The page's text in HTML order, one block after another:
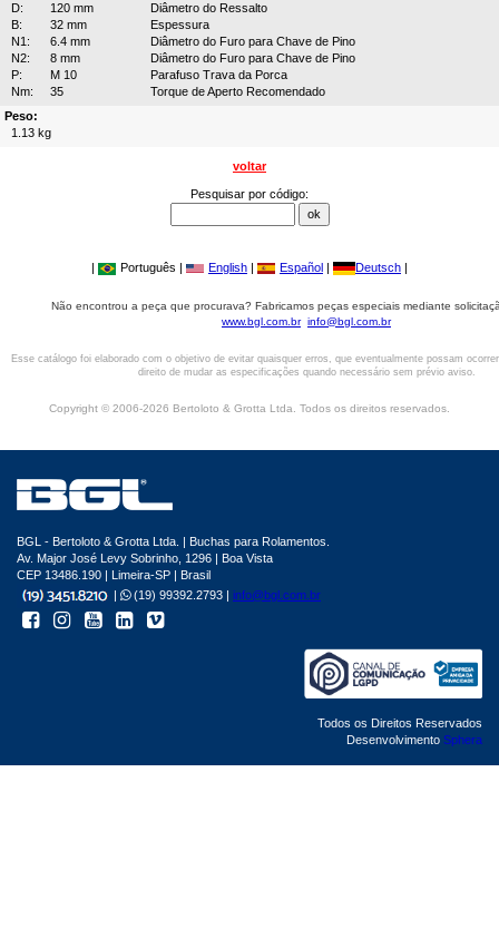
D:
120 mm
Diâmetro do Ressalto
B:
32 mm
Espessura
N1:
6.4 mm
Diâmetro do Furo para Chave de Pino
N2:
8 mm
Diâmetro do Furo para Chave de Pino
P:
M 10
Parafuso Trava da Porca
Nm:
35
Torque de Aperto Recomendado
Peso:
1.13 kg
voltar
Pesquisar por código:
| Português | English | Español | Deutsch |
Não encontrou a peça que procurava? Fabricamos peças especiais mediante
www.bgl.com.br info@bgl.com.br
Esse catálogo foi elaborado com o objetivo de evitar quaisquer erros, que eventualmente possam
direito de mudar as especificações quando necessário sem prévio aviso.
Copyright © 2006-2026 Bertoloto & Grotta Ltda. Todos os direitos reservados.
BGL - Bertoloto & Grotta Ltda. | Buchas para Rolamentos.
Av. Major José Levy Sobrinho, 1296 | Boa Vista
CEP 13486.190 | Limeira-SP | Brasil
|
(19) 99392.2793 | info@bgl.com.br
Todos os Direitos Reservados
Desenvolvimento Sphera